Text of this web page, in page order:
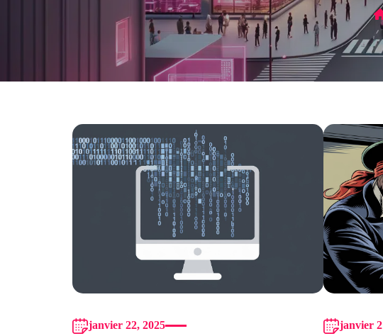
janvier 22, 2025 janvier